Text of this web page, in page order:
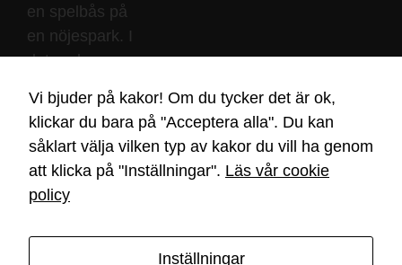
2026 Malmö Yrkeshögskola
Vi bjuder på kakor! Om du tycker det är ok,
klickar du bara på "Acceptera alla". Du kan
såklart välja vilken typ av kakor du vill ha genom
att klicka på "Inställningar". Läs vår cookie
policy
Inställningar